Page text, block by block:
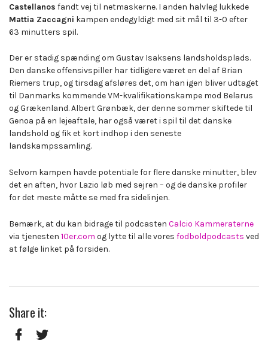
Castellanos fandt vej til netmaskerne. I anden halvleg lukkede
Mattia Zaccagni kampen endegyldigt med sit mål til 3-0 efter
63 minutters spil.
Der er stadig spænding om Gustav Isaksens landsholdsplads.
Den danske offensivspiller har tidligere været en del af Brian
Riemers trup, og tirsdag afsløres det, om han igen bliver udtaget
til Danmarks kommende VM-kvalifikationskampe mod Belarus
og Grækenland. Albert Grønbæk, der denne sommer skiftede til
Genoa på en lejeaftale, har også været i spil til det danske
landshold og fik et kort indhop i den seneste
landskampssamling.
Selvom kampen havde potentiale for flere danske minutter, blev
det en aften, hvor Lazio løb med sejren – og de danske profiler
for det meste måtte se med fra sidelinjen.
Bemærk, at du kan bidrage til podcasten Calcio Kammeraterne
via tjenesten 10er.com og lytte til alle vores fodboldpodcasts ved
at følge linket på forsiden.
Share it: